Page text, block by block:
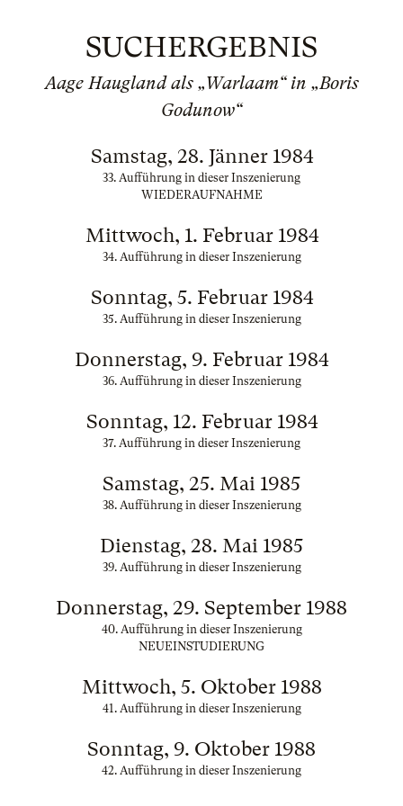
SUCHERGEBNIS
Aage Haugland als „Warlaam“ in „Boris
Godunow“
Samstag, 28. Jänner 1984
33. Aufführung in dieser Inszenierung
WIEDERAUFNAHME
Mittwoch, 1. Februar 1984
34. Aufführung in dieser Inszenierung
Sonntag, 5. Februar 1984
35. Aufführung in dieser Inszenierung
Donnerstag, 9. Februar 1984
36. Aufführung in dieser Inszenierung
Sonntag, 12. Februar 1984
37. Aufführung in dieser Inszenierung
Samstag, 25. Mai 1985
38. Aufführung in dieser Inszenierung
Dienstag, 28. Mai 1985
39. Aufführung in dieser Inszenierung
Donnerstag, 29. September 1988
40. Aufführung in dieser Inszenierung
NEUEINSTUDIERUNG
Mittwoch, 5. Oktober 1988
41. Aufführung in dieser Inszenierung
Sonntag, 9. Oktober 1988
42. Aufführung in dieser Inszenierung